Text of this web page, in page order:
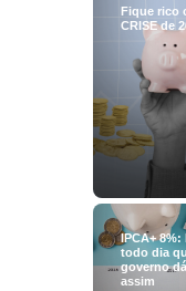
Fique rico
CRISE de
IPCA+ 8%:
todo dia
governo
assim